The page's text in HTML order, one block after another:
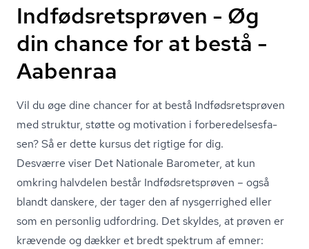
Indfødsretsprøven - Øg
din chance for at bestå -
Aabenraa
Vil du øge dine chancer for at bestå Ind­føds­rets­prø­ven
med struktur, støtte og motivation i for­be­re­del­ses­fa­
sen? Så er dette kursus det rigtige for dig.
Desværre viser Det Nationale Barometer, at kun
omkring halvdelen består Ind­føds­rets­prø­ven – også
blandt danskere, der tager den af nysgerrighed eller
som en personlig udfordring. Det skyldes, at prøven er
krævende og dækker et bredt spektrum af emner: